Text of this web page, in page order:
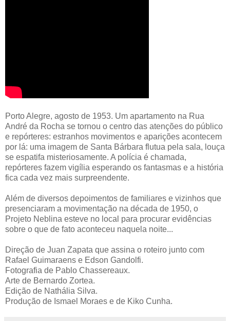
Porto Alegre, agosto de 1953. Um apartamento na Rua
André da Rocha se tornou o centro das atenções do público
e repórteres: estranhos movimentos e aparições acontecem
por lá: uma imagem de Santa Bárbara flutua pela sala, louça
se espatifa misteriosamente. A polícia é chamada,
repórteres fazem vigília esperando os fantasmas e a história
fica cada vez mais surpreendente.
Além de diversos depoimentos de familiares e vizinhos que
presenciaram a movimentação na década de 1950, o
Projeto Neblina esteve no local para procurar evidências
sobre o que de fato aconteceu naquela noite...
Direção de Juan Zapata que assina o roteiro junto com
Rafael Guimaraens e Edson Gandolfi.
Fotografia de Pablo Chassereaux.
Arte de Bernardo Zortea.
Edição de Nathália Silva.
Produção de Ismael Moraes e de Kiko Cunha.